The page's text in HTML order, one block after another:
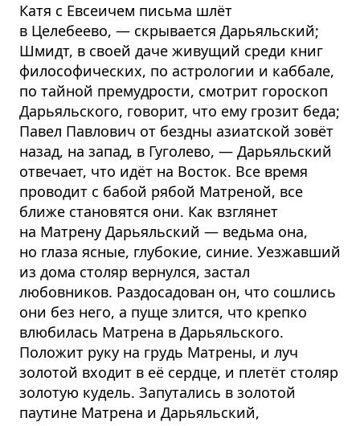
Катя с Евсеичем письма шлёт
в Целебеево, — скрывается Дарьяльский;
Шмидт, в своей даче живущий среди книг
философических, по астрологии и каббале,
по тайной премудрости, смотрит гороскоп
Дарьяльского, говорит, что ему грозит беда;
Павел Павлович от бездны азиатской зовёт
назад, на запад, в Гуголево, — Дарьяльский
отвечает, что идёт на Восток. Все время
проводит с бабой рябой Матреной, все
ближе становятся они. Как взглянет
на Матрену Дарьяльский — ведьма она,
но глаза ясные, глубокие, синие. Уезжавший
из дома столяр вернулся, застал
любовников. Раздосадован он, что сошлись
они без него, а пуще злится, что крепко
влюбилась Матрена в Дарьяльского.
Положит руку на грудь Матрены, и луч
золотой входит в её сердце, и плетёт столяр
золотую кудель. Запутались в золотой
паутине Матрена и Дарьяльский,